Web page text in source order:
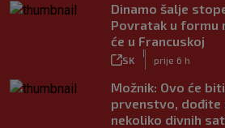
Dinamo šalje
Povratak u formu
će u Francuskoj
SK prije 6 h
Možnik: Ovo će
prvenstvo, dođite
nekoliko divnih